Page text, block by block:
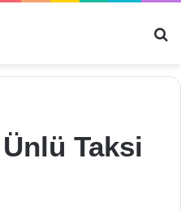
Taksi